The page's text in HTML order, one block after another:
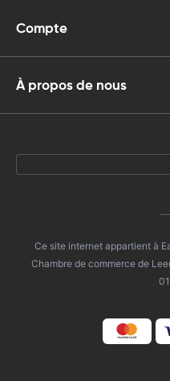
Compte
À propos de nous
Ce site internet appartient à
Chambre de commerce de